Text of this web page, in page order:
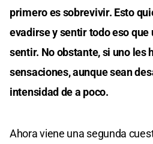
primero es sobrevivir. Esto
evadirse y sentir todo eso
sentir. No obstante, si uno les
sensaciones, aunque sean
intensidad de a poco.
Ahora viene una segunda